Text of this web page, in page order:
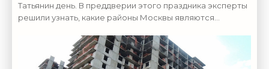
Татьянин день. В преддверии этого праздника эксперты
решили узнать, какие районы Москвы являются